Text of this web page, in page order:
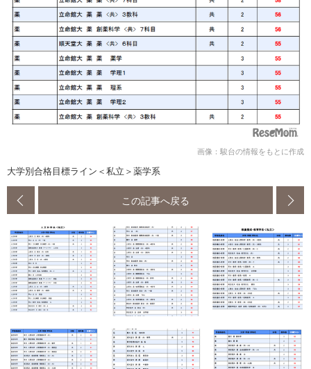
画像：駿台の情報をもとに作成
大学別合格目標ライン＜私立＞薬学系
この記事へ戻る